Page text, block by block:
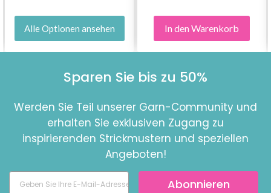
Alle Optionen ansehen In den Warenkorb
Sparen Sie bis zu 50%
Werden Sie Teil unserer Garn-Community und
erhalten Sie exklusiven Zugang zu
inspirierenden Strickmustern und speziellen
Angeboten!
Abonnieren